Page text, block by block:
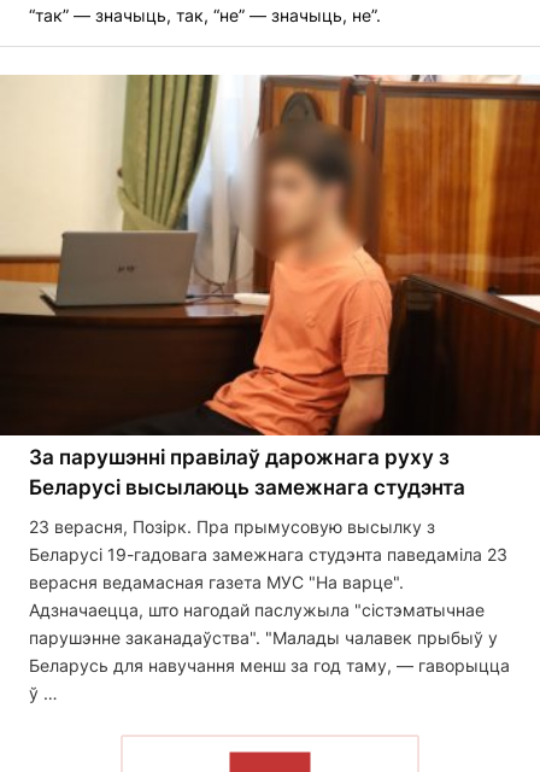
“так” — значыць, так, “не” — значыць, не”.
За парушэнні правілаў дарожнага руху з
Беларусі высылаюць замежнага студэнта
23 верасня, Позірк. Пра прымусовую высылку з
Беларусі 19-гадовага замежнага студэнта паведаміла 23
верасня ведамасная газета МУС "На варце".
Адзначаецца, што нагодай паслужыла "сістэматычнае
парушэнне заканадаўства". "Малады чалавек прыбыў у
Беларусь для навучання менш за год таму, — гаворыцца
ў …